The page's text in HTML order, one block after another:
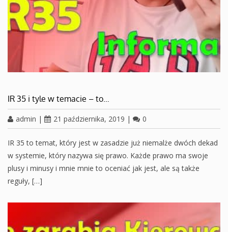
IR 35 i tyle w temacie – to…
admin | 21 października, 2019 | 0
IR 35 to temat, który jest w zasadzie już niemalże dwóch dekad
w systemie, który nazywa się prawo. Każde prawo ma swoje
plusy i minusy i mnie mnie to oceniać jak jest, ale są także
reguły, […]